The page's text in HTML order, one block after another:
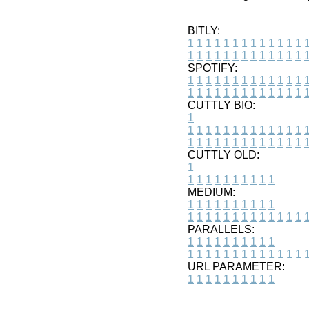
BITLY:
1 1 1 1 1 1 1 1 1 1 1 1 1 1
1 1 1 1 1 1 1 1 1 1 1 1 1 1
SPOTIFY:
1 1 1 1 1 1 1 1 1 1 1 1 1 1
1 1 1 1 1 1 1 1 1 1 1 1 1 1
CUTTLY BIO:
1
1 1 1 1 1 1 1 1 1 1 1 1 1 1
1 1 1 1 1 1 1 1 1 1 1 1 1 1
CUTTLY OLD:
1
1 1 1 1 1 1 1 1 1 1
MEDIUM:
1 1 1 1 1 1 1 1 1 1
1 1 1 1 1 1 1 1 1 1 1 1 1 1
PARALLELS:
1 1 1 1 1 1 1 1 1 1
1 1 1 1 1 1 1 1 1 1 1 1 1 1
URL PARAMETER:
1 1 1 1 1 1 1 1 1 1